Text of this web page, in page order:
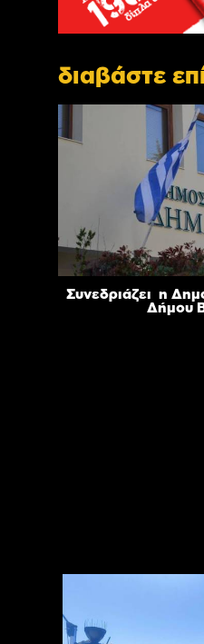
διαβάστε
Συνεδριάζει η
Δήμου